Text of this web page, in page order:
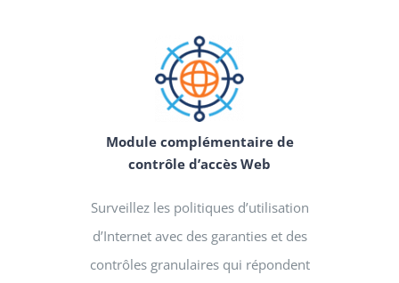
Module complémentaire de
contrôle d’accès Web
Surveillez les politiques d’utilisation
d’Internet avec des garanties et des
contrôles granulaires qui répondent